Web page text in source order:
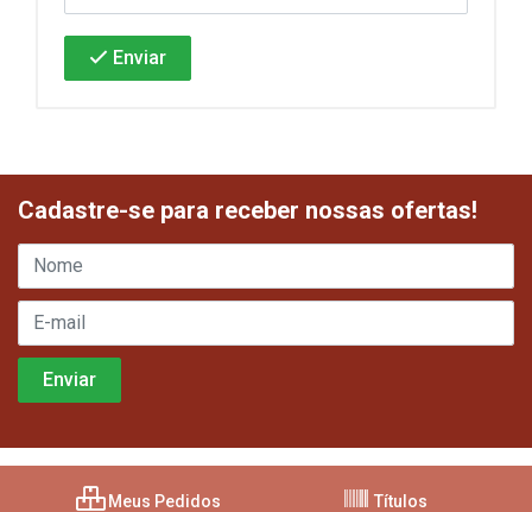
Enviar
Cadastre-se para receber nossas ofertas!
Meus Pedidos Títulos